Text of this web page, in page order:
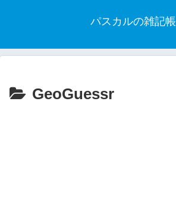
パスカルの雑記帳
GeoGuessr